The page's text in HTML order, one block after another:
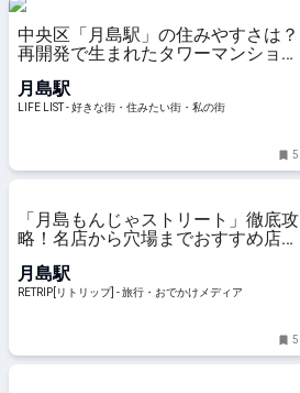
中央区「月島駅」の住みやすさは？
再開発で生まれたタワーマンション
LIFE LIST - 好きな街・住みたい
街・私の街
月島駅
LIFE LIST - 好きな街・住みたい街・私の街
5
「月島もんじゃストリート」徹底攻
略！名店から穴場までおすすめ店
月島駅
RETRIP[リトリップ] - 旅行・おでかけメディア
5